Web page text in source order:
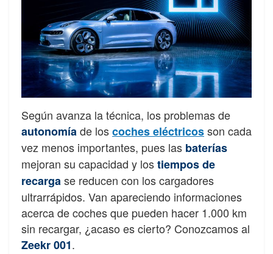
Según avanza la técnica, los problemas de
autonomíade loscoches eléctricosson cada
vez menos importantes, pues las baterías
mejoran su capacidad y lostiempos de
recargase reducen con los cargadores
ultrarrápidos. Van apareciendo informaciones
acerca de coches que pueden hacer 1.000 km
sin recargar, ¿acaso es cierto? Conozcamos al
Zeekr 001.